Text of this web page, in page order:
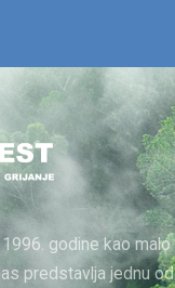
godine kao malo
predstavlja jednu od